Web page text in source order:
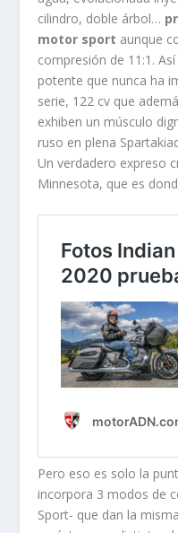
cilindro, doble árbol…
motor sport aunque
compresión de 11:1.
potente que nunca ha
serie, 122 cv que
exhiben un músculo
ruso en plena
Un verdadero expreso
Minnesota, que es
Pero eso es solo la
incorpora 3 modos de
Sport- que dan la misma